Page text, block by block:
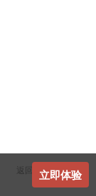
返回顶部立即体验